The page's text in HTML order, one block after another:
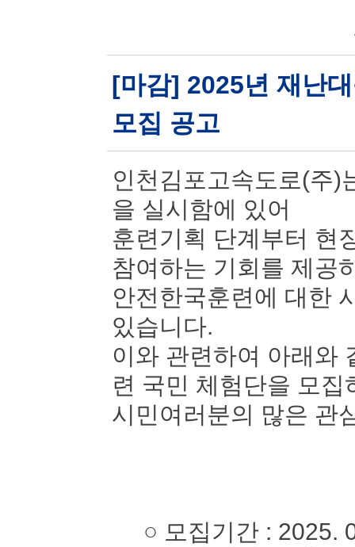
[마감] 2025년 재난
모집 공고
인천김포고속도로(주)
을 실시함에 있어
훈련기획 단계부터 현
참여하는 기회를 제공
안전한국훈련에 대한
있습니다.
이와 관련하여 아래와
련 국민 체험단을 모집
시민여러분의 많은 관
○ 모집기간 : 2025.